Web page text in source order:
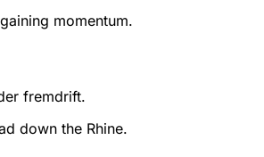
momentum.
fremdrift.
down the Rhine.